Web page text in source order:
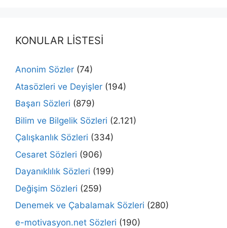
KONULAR LİSTESİ
Anonim Sözler (74)
Atasözleri ve Deyişler (194)
Başarı Sözleri (879)
Bilim ve Bilgelik Sözleri (2.121)
Çalışkanlık Sözleri (334)
Cesaret Sözleri (906)
Dayanıklılık Sözleri (199)
Değişim Sözleri (259)
Denemek ve Çabalamak Sözleri (280)
e-motivasyon.net Sözleri (190)